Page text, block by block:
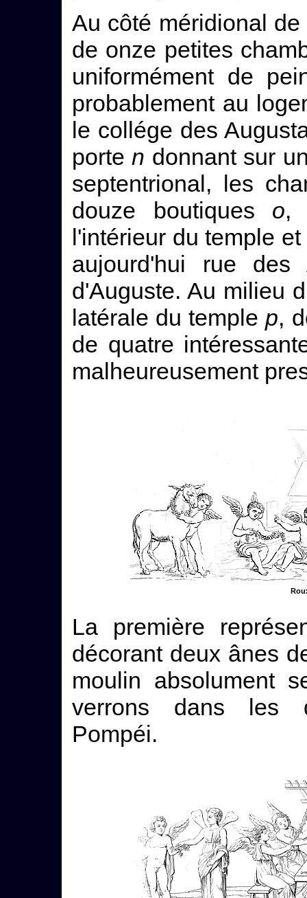
Au côté méridional
de onze petites
uniformément de
probablement au
le collége des
porten donnant sur
septentrional, les
douze boutiques o,
l'intérieur du temple
aujourd'hui rue des
d'Auguste. Au milieu
latérale du templep,
de quatre
malheureusement
La première
décorant deux ânes
moulin absolument
verrons dans les
Pompéi.